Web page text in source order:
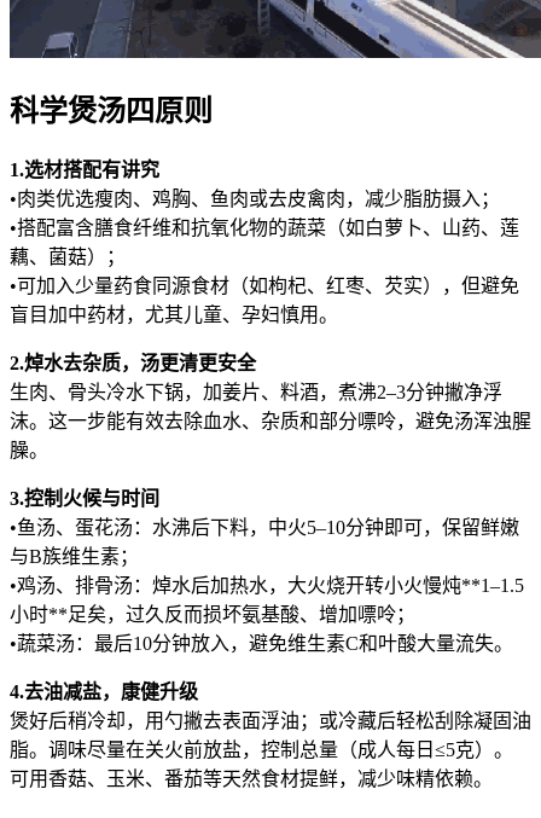
科学煲汤四原则
1.选材搭配有讲究
•肉类优选瘦肉、鸡胸、鱼肉或去皮禽肉，减少脂肪摄入；
•搭配富含膳食纤维和抗氧化物的蔬菜（如白萝卜、山药、莲
藕、菌菇）；
•可加入少量药食同源食材（如枸杞、红枣、芡实），但避免
盲目加中药材，尤其儿童、孕妇慎用。
2.焯水去杂质，汤更清更安全
生肉、骨头冷水下锅，加姜片、料酒，煮沸2–3分钟撇净浮
沫。这一步能有效去除血水、杂质和部分嘌呤，避免汤浑浊腥
臊。
3.控制火候与时间
•鱼汤、蛋花汤：水沸后下料，中火5–10分钟即可，保留鲜嫩
与B族维生素；
•鸡汤、排骨汤：焯水后加热水，大火烧开转小火慢炖**1–1.5
小时**足矣，过久反而损坏氨基酸、增加嘌呤；
•蔬菜汤：最后10分钟放入，避免维生素C和叶酸大量流失。
4.去油减盐，康健升级
煲好后稍冷却，用勺撇去表面浮油；或冷藏后轻松刮除凝固油
脂。调味尽量在关火前放盐，控制总量（成人每日≤5克）。
可用香菇、玉米、番茄等天然食材提鲜，减少味精依赖。